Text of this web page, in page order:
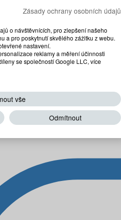
Zásady ochrany osobních údajů
o návštěvnících, pro zlepšení našeho
a pro poskytnutí skvělého zážitku z webu.
nastavení.
reklamy a měření účinnosti
se společností Google LLC, více
vše
Odmítnout